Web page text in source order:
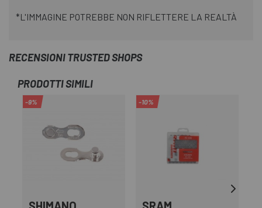
*L'IMMAGINE POTREBBE NON RIFLETTERE LA REALTÀ
RECENSIONI TRUSTED SHOPS
PRODOTTI SIMILI
-9% -10%